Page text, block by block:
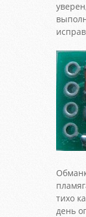
тихо
день